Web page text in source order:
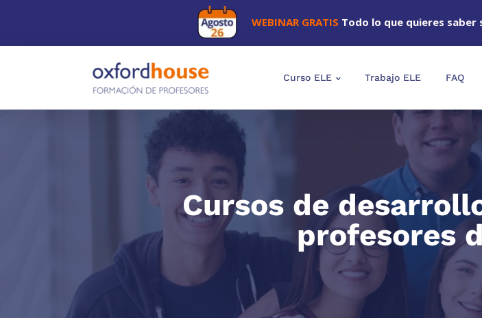
WEBINAR GRATIS Todo lo que quieres saber
Curso ELE Trabajo ELE FAQ
Cursos de
profesores